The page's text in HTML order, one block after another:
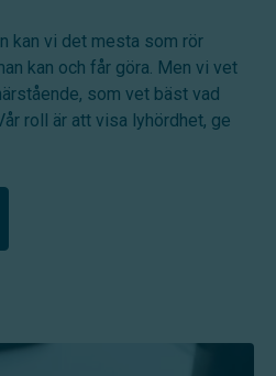
kan vi det mesta som rör
kan och får göra. Men vi vet
som vet bäst vad
roll är att visa lyhördhet, ge